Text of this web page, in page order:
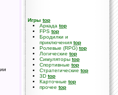
Игры top
Аркада top
FPS top
Бродилки и
приключения top
Ролевые (RPG) top
Логические top
Симуляторы top
Спортивные top
Стратегические top
3D top
Карточные top
прочее top